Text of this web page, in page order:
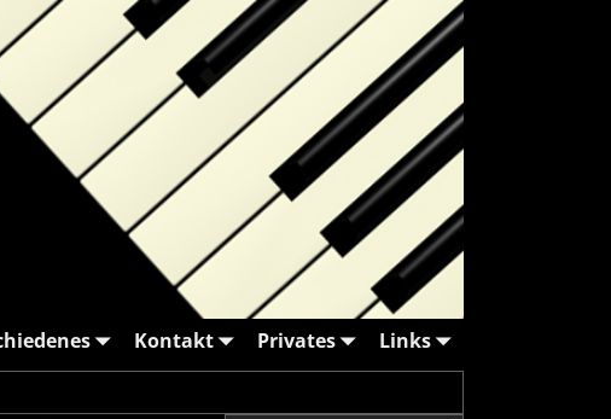
Kontakt Privates
Links